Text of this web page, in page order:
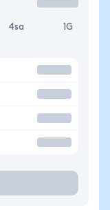
4sa 1G